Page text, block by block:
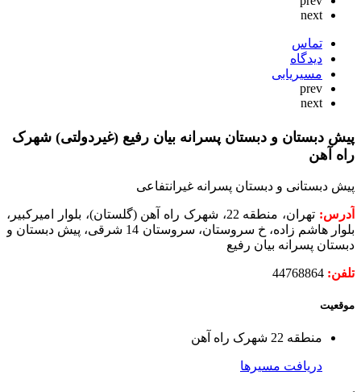
next
تماس
دیدگاه
مسیریابی
prev
next
پیش دبستان و دبستان پسرانه بیان رفیع (غیردولتی) شهرک
راه آهن
پیش دبستانی و دبستان پسرانه غیرانتفاعی
آدرس:
تهران، منطقه 22، شهرک راه آهن (گلستان)، بلوار امیرکبیر،
بلوار هاشم زاده، خ سروستان، سروستان 14 شرقی، پیش دبستان و
دبستان پسرانه بیان رفیع
تلفن:
موقعیت
منطقه 22 شهرک راه آهن
دریافت مسیرها